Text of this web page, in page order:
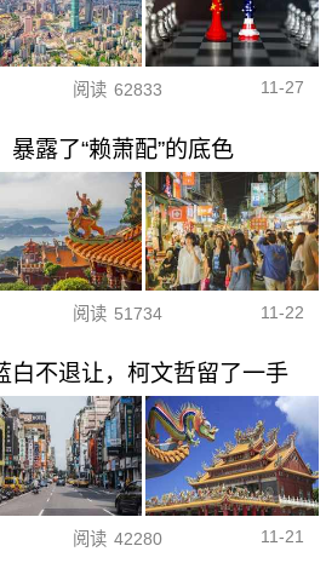
阅读 62833 11-27
露了“赖萧配”的底色
阅读 51734 11-22
白不退让，柯文哲留了一手
阅读 42280 11-21